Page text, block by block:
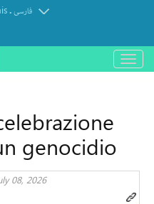
.فارسی
باز
و
genocidio
08, 2026